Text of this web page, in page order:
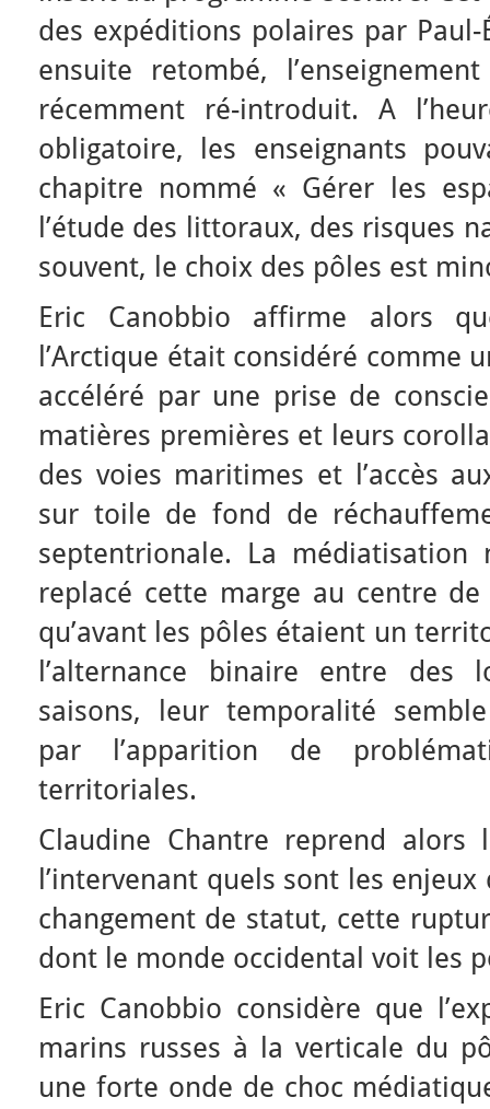
des expéditions polaires par
ensuite retombé,
récemment ré-introduit. A
obligatoire, les enseignants
chapitre nommé « Gérer les
l’étude des littoraux, des risques
souvent, le choix des pôles est
Eric Canobbio affirme alors
l’Arctique était considéré comme
accéléré par une prise de
matières premières et leurs
des voies maritimes et l’accès
sur toile de fond de
septentrionale. La
replacé cette marge au centre
qu’avant les pôles étaient un
l’alternance binaire entre des
saisons, leur temporalité semble
par l’apparition de
territoriales.
Claudine Chantre reprend alors
l’intervenant quels sont les
changement de statut, cette
dont le monde occidental voit les
Eric Canobbio considère que
marins russes à la verticale du
une forte onde de choc